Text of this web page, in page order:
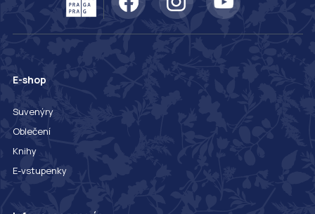
E-shop
Suvenýry
Oblečení
Knihy
E-vstupenky